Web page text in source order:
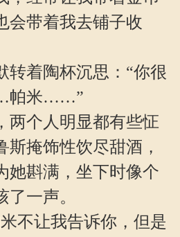
会带着我去铺子收
着陶杯沉思：“你很
帕米……”
个人明显都有些怔
斯掩饰性饮尽甜酒，
她斟满，坐下时像个
一声。
不让我告诉你，但是